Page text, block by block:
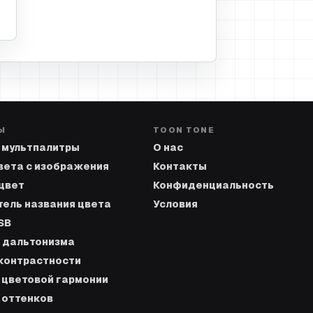
с изображения
названия цвета
гармонии
TOON TONE
О нас
Контакты
Конфиденциальность
Условия